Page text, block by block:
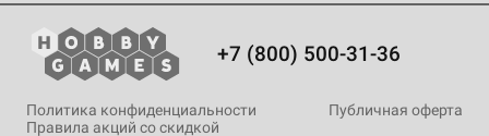
+7 (800) 500-31-36
Политика конфиденциальности
Публичная оферта
Правила акций со скидкой